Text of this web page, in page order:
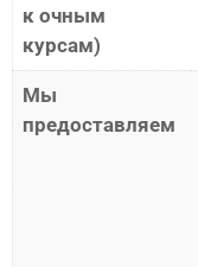
к очным
курсам)
Мы
предоставляем